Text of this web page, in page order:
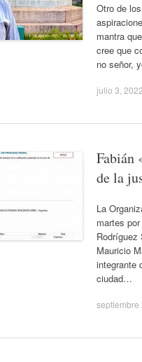
Otro de
mantra
cree que
no señor,
julio 3, 2022
Fabián
de la
La
martes
Rodríguez
Mauricio
integrante
ciudad…
septiembre